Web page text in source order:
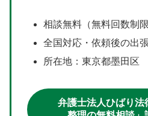
相談無料（無料回数制限
全国対応・依頼後の出
所在地：東京都墨田区
弁護士法人ひばり法